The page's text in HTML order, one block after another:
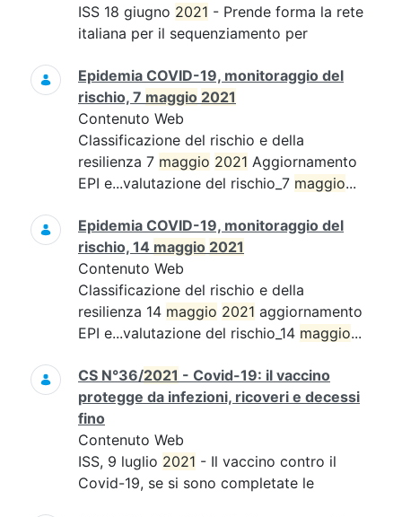
ISS 18 giugno 2021 - Prende forma la rete
italiana per il sequenziamento per
Epidemia COVID-19, monitoraggio del
rischio, 7 maggio 2021
Contenuto Web
Classificazione del rischio e della
resilienza 7 maggio 2021 Aggiornamento
EPI e...valutazione del rischio_7 maggio...
Epidemia COVID-19, monitoraggio del
rischio, 14 maggio 2021
Contenuto Web
Classificazione del rischio e della
resilienza 14 maggio 2021 aggiornamento
EPI e...valutazione del rischio_14 maggio...
CS N°36/2021 - Covid-19: il vaccino
protegge da infezioni, ricoveri e decessi
fino
Contenuto Web
ISS, 9 luglio 2021 - Il vaccino contro il
Covid-19, se si sono completate le